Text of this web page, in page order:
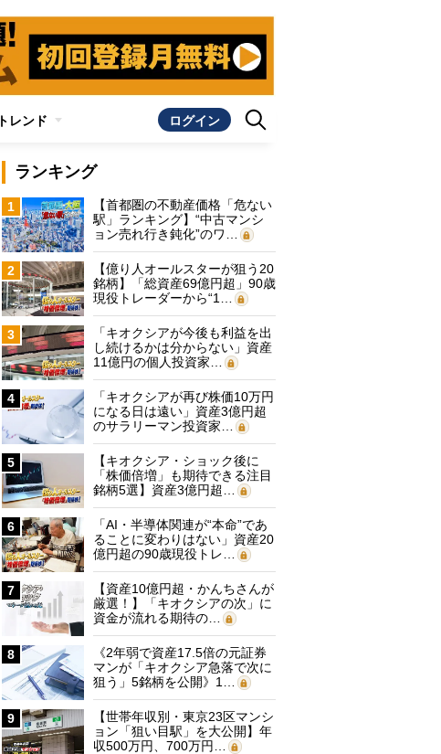
トレンド ログイン
ランキング
1
【首都圏の不動産価格「危ない
駅」ランキング】“中古マンシ
ョン売れ行き鈍化”のワ…
2
【億り人オールスターが狙う20
銘柄】「総資産69億円超」90歳
現役トレーダーから“1…
3
「キオクシアが今後も利益を出
し続けるかは分からない」資産
11億円の個人投資家…
4
「キオクシアが再び株価10万円
になる日は遠い」資産3億円超
のサラリーマン投資家…
5
【キオクシア・ショック後に
「株価倍増」も期待できる注目
銘柄5選】資産3億円超…
6
「AI・半導体関連が“本命”であ
ることに変わりはない」資産20
億円超の90歳現役トレ…
7
【資産10億円超・かんちさんが
厳選！】「キオクシアの次」に
資金が流れる期待の…
8
《2年弱で資産17.5倍の元証券
マンが「キオクシア急落で次に
狙う」5銘柄を公開》1…
9
【世帯年収別・東京23区マンシ
ョン「狙い目駅」を大公開】年
収500万円、700万円…